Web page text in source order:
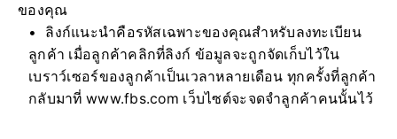
ของคุณ
ลิงก์แนะนำคือรหัสเฉพาะของคุณสำหรับลงทะเบียน
ลูกค้า เมื่อลูกค้าคลิกที่ลิงก์ ข้อมูลจะถูกจัดเก็บไว้ใน
เบราว์เซอร์ของลูกค้าเป็นเวลาหลายเดือน ทุกครั้งที่ลูกค้า
กลับมาที่ www.fbs.com เว็บไซต์จะจดจำลูกค้าคนนั้นไว้